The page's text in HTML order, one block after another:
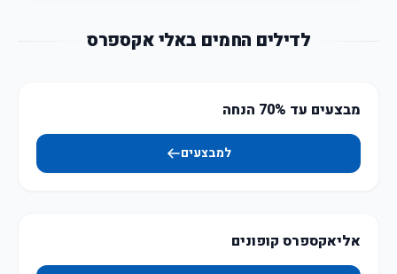
לדילים החמים באלי אקספרס
מבצעים עד 70% הנחה
למבצעים
אליאקספרס קופונים